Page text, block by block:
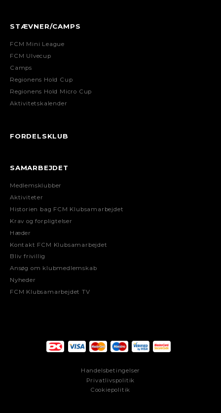
STÆVNER/CAMPS
FCM Mini League
FCM Ulvecup
Camps
Regionens Hold Cup
Regionens Hold Micro Cup
Aktivitetskalender
FORDELSKLUB
SAMARBEJDET
Medlemsklubber
Aktiviteter
Historien bag FCM Klubsamarbejdet
Krav og forpligtelser
Hæder
Kontakt FCM Klubsamarbejdet
Bliv frivillig
Ansøg om klubmedlemskab
Nyheder
FCM Klubsamarbejdet TV
Handelsbetingelser
Privatlivspolitik
Cookiepolitik